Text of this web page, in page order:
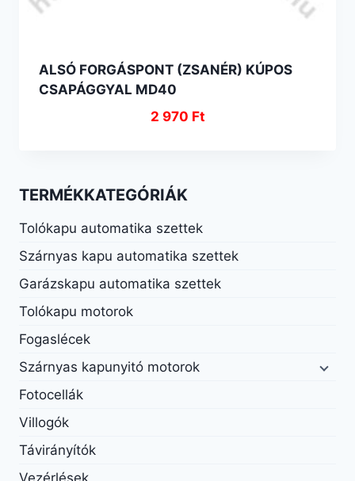
ALSÓ FORGÁSPONT (ZSANÉR) KÚPOS
CSAPÁGGYAL MD40
2 970 Ft
TERMÉKKATEGÓRIÁK
Tolókapu automatika szettek
Szárnyas kapu automatika szettek
Garázskapu automatika szettek
Tolókapu motorok
Fogaslécek
Szárnyas kapunyitó motorok
Fotocellák
Villogók
Távirányítók